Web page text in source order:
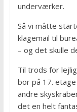
underværker.
Så vi måtte
klagemail til
– og det skulle
Til trods for
bor på 17.
andre
det en helt